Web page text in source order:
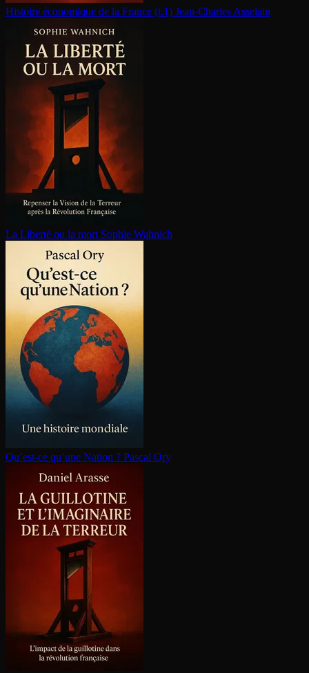
Histoire économique de la France (t.1) Jean-Charles Asselain
La Liberté ou la mort Sophie Wahnich
Qu’est-ce qu’une Nation ? Pascal Ory